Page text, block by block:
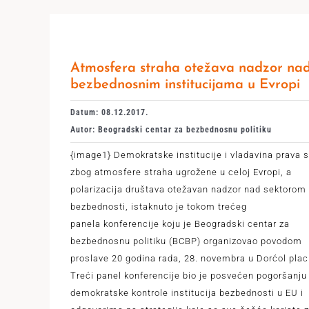
Atmosfera straha otežava nadzor nad
bezbednosnim institucijama u Evropi
Datum: 08.12.2017.
Autor: Beogradski centar za bezbednosnu politiku
{image1} Demokratske institucije i vladavina prava
zbog atmosfere straha ugrožene u celoj Evropi, a
polarizacija društava otežavan nadzor nad sektorom
bezbednosti, istaknuto je tokom trećeg
panela konferencije koju je Beogradski centar za
bezbednosnu politiku (BCBP) organizovao povodom
proslave 20 godina rada, 28. novembra u Dorćol
Treći panel konferencije bio je posvećen pogoršanju
demokratske kontrole institucija bezbednosti u EU i